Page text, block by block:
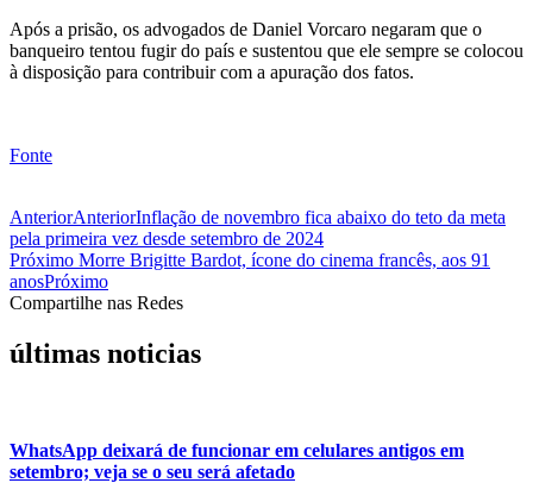
Após a prisão, os advogados de Daniel Vorcaro negaram que o
banqueiro tentou fugir do país e sustentou que ele sempre se colocou
à disposição para contribuir com a apuração dos fatos.
Fonte
AnteriorAnteriorInflação de novembro fica abaixo do teto da meta
pela primeira vez desde setembro de 2024
Próximo Morre Brigitte Bardot, ícone do cinema francês, aos 91
anosPróximo
Compartilhe nas Redes
últimas noticias
WhatsApp deixará de funcionar em celulares antigos em
setembro; veja se o seu será afetado